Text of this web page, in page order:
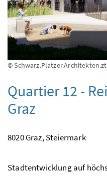
©
Quartier 12 -
Graz
8020 Graz, Steiermark
Stadtentwicklung auf